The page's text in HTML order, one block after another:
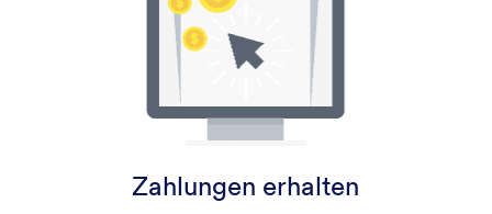
Zahlungen erhalten